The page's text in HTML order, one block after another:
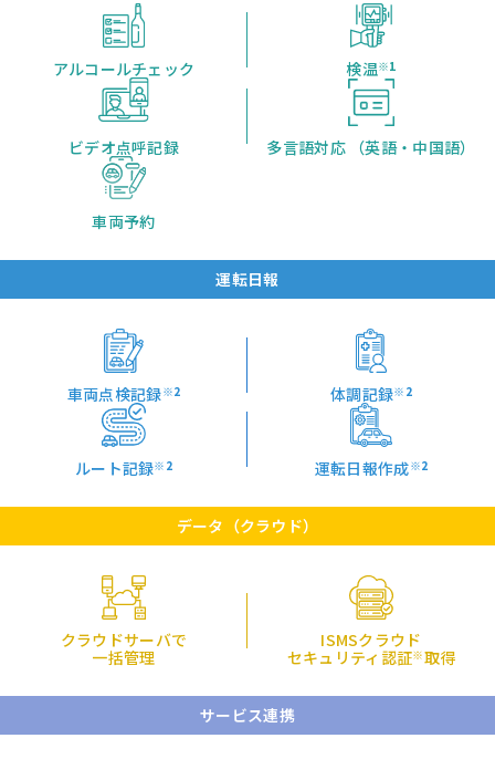
アルコールチェック 検温※1
ビデオ点呼記録 多言語対応（英語・中国語）
車両予約
運転日報
車両点検記録※2 体調記録※2
ルート記録※2 運転日報作成※2
データ（クラウド）
クラウドサーバで
一括管理
ISMSクラウド
セキュリティ認証※取得
サービス連携